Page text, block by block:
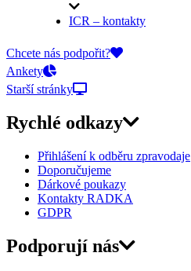
ICR – kontakty
On-line přihlášky
Chcete nás podpořit?
Ankety
Starší stránky
Rychlé odkazy
Přihlášení k odběru zpravodaje
Doporučujeme
Dárkové poukazy
Kontakty RADKA
GDPR
Podporují nás